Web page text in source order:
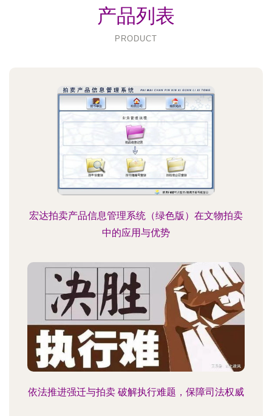
产品列表
PRODUCT
宏达拍卖产品信息管理系统（绿色版）在文物拍卖
中的应用与优势
依法推进强迁与拍卖 破解执行难题，保障司法权威